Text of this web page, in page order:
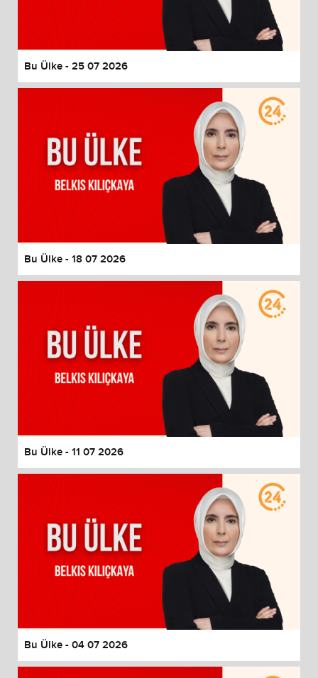
End of dialog window.
Bu Ülke - 25 07 2026
Bu Ülke - 18 07 2026
Bu Ülke - 11 07 2026
Bu Ülke - 04 07 2026